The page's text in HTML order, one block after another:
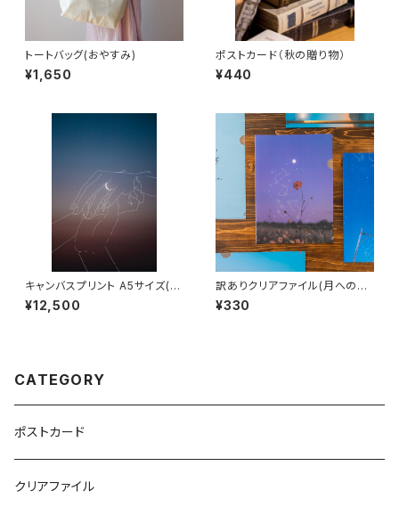
トートバッグ(おやすみ)
¥1,650
ポストカード（秋の贈り物）
¥440
キャンバスプリント A5サイズ(月
が綺麗ですね)
¥12,500
訳ありクリアファイル(月への帰
り道)
¥330
CATEGORY
ポストカード
クリアファイル